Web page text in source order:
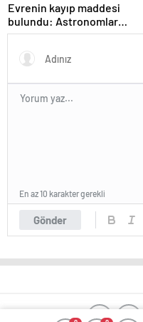
Evrenin kayıp maddesi
bulundu: Astronomlar
hidrojenin izini sürdü
Gönder
En az 10 karakter gerekli